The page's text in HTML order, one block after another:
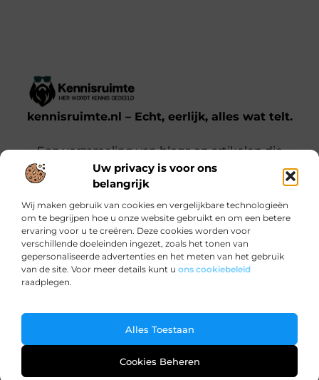
Uw privacy is voor ons
belangrijk
Wij maken gebruik van cookies en vergelijkbare technologieën
om te begrijpen hoe u onze website gebruikt en om een betere
ervaring voor u te creëren. Deze cookies worden voor
verschillende doeleinden ingezet, zoals het tonen van
gepersonaliseerde advertenties en het meten van het gebruik
van de site. Voor meer details kunt u ons cookiebeleid
raadplegen.
Alles Toestaan
Cookies Beheren
kennisruimte.nl – Echt, eerlijk, alles wat telt.
Een verzameling van blogs en artikelen die
een breed scala aan onderwerpen uit het
dagelijks leven behandelen.
Onze informatie
Bericht categorie
@2025 www.kennisruimte.nl. All Right Reserved.